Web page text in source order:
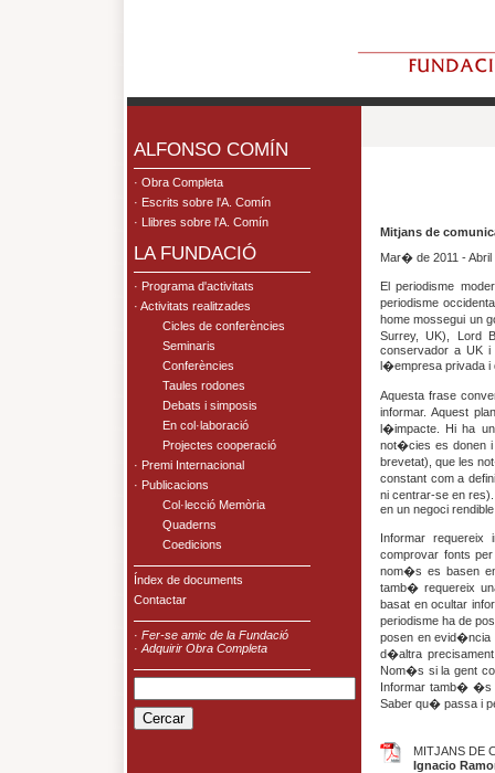
ALFONSO COMÍN
· Obra Completa
· Escrits sobre l'A. Comín
· Llibres sobre l'A. Comín
LA FUNDACIÓ
· Programa d'activitats
· Activitats realitzades
Cicles de conferències
Seminaris
Conferències
Taules rodones
Debats i simposis
En col·laboració
Projectes cooperació
· Premi Internacional
· Publicacions
Col·lecció Memòria
Quaderns
Coedicions
Índex de documents
Contactar
· Fer-se amic de la Fundació
· Adquirir Obra Completa
Mitjans de
Mar� de 2011 - Abril
El periodisme
periodisme
home mossegui un
Surrey, UK), Lord
conservador a UK
l�empresa privada i
Aquesta frase
informar. Aquest
l�impacte. Hi ha
not�cies es donen i
brevetat), que les
constant com a
ni centrar-se en
en un negoci
Informar
comprovar fonts
nom�s es basen
tamb� requereix
basat en ocultar
periodisme ha de
posen en evid�ncia
d�altra
Nom�s si la gent
Informar tamb� �s
Saber qu� passa i
MITJANS DE
Ignacio